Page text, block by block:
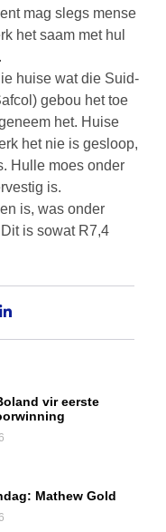
mag slegs mense
het saam met hul
huise wat die Suid-
gebou het toe
het. Huise
het nie is gesloop,
Hulle moes onder
is.
is, was onder
is sowat R7,4
vir eerste
Mathew Gold